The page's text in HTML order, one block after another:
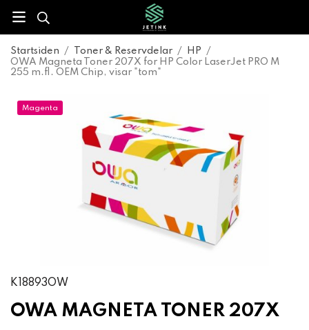
Startsiden / Toner & Reservdelar / HP
/
OWA Magneta Toner 207X for HP Color LaserJet PRO M
255 m.fl. OEM Chip, visar "tom"
Magenta
K18893OW
OWA MAGNETA TONER 207X